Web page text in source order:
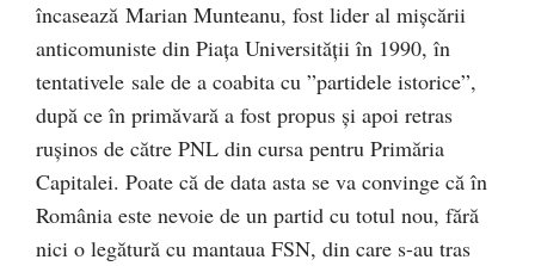
încasează Marian Munteanu, fost lider al mișcării
anticomuniste din Piața Universității în 1990, în
tentativele sale de a coabita cu ”partidele istorice”,
după ce în primăvară a fost propus și apoi retras
rușinos de către PNL din cursa pentru Primăria
Capitalei. Poate că de data asta se va convinge că în
România este nevoie de un partid cu totul nou, fără
nici o legătură cu mantaua FSN, din care s-au tras